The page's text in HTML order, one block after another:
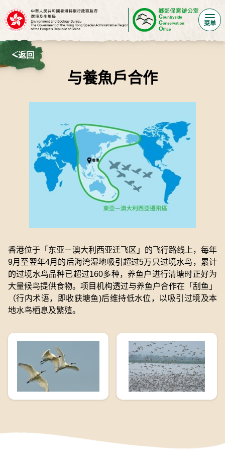
菜单
返回
与養魚戶合作
香港位于「东亚－澳大利西亚迁飞区」的飞行路线上，每年
9月至翌年4月的后海湾湿地吸引超过5万只过境水鸟，累计
的过境水鸟品种已超过160多种，养鱼户进行清塘时正好为
大量候鸟提供食物。项目机构透过与养鱼户合作在「刮鱼」
（行内术语，即收获塘鱼)后维持低水位，以吸引过境及本
地水鸟栖息及繁殖。